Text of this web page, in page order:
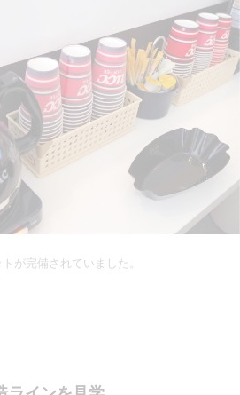
が完備されていました。